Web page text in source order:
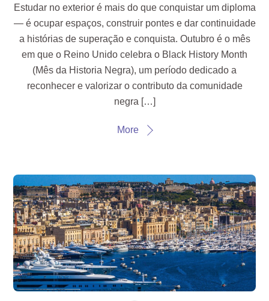
Estudar no exterior é mais do que conquistar um diploma
— é ocupar espaços, construir pontes e dar continuidade
a histórias de superação e conquista. Outubro é o mês
em que o Reino Unido celebra o Black History Month
(Mês da Historia Negra), um período dedicado a
reconhecer e valorizar o contributo da comunidade
negra […]
More